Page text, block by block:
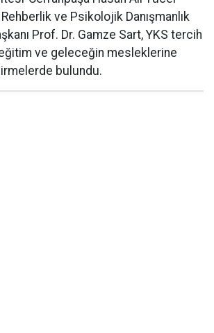
ve Psikolojik Danışmanlık
Prof. Dr. Gamze Sart, YKS tercih
eğitim ve geleceğin mesleklerine
bulundu.